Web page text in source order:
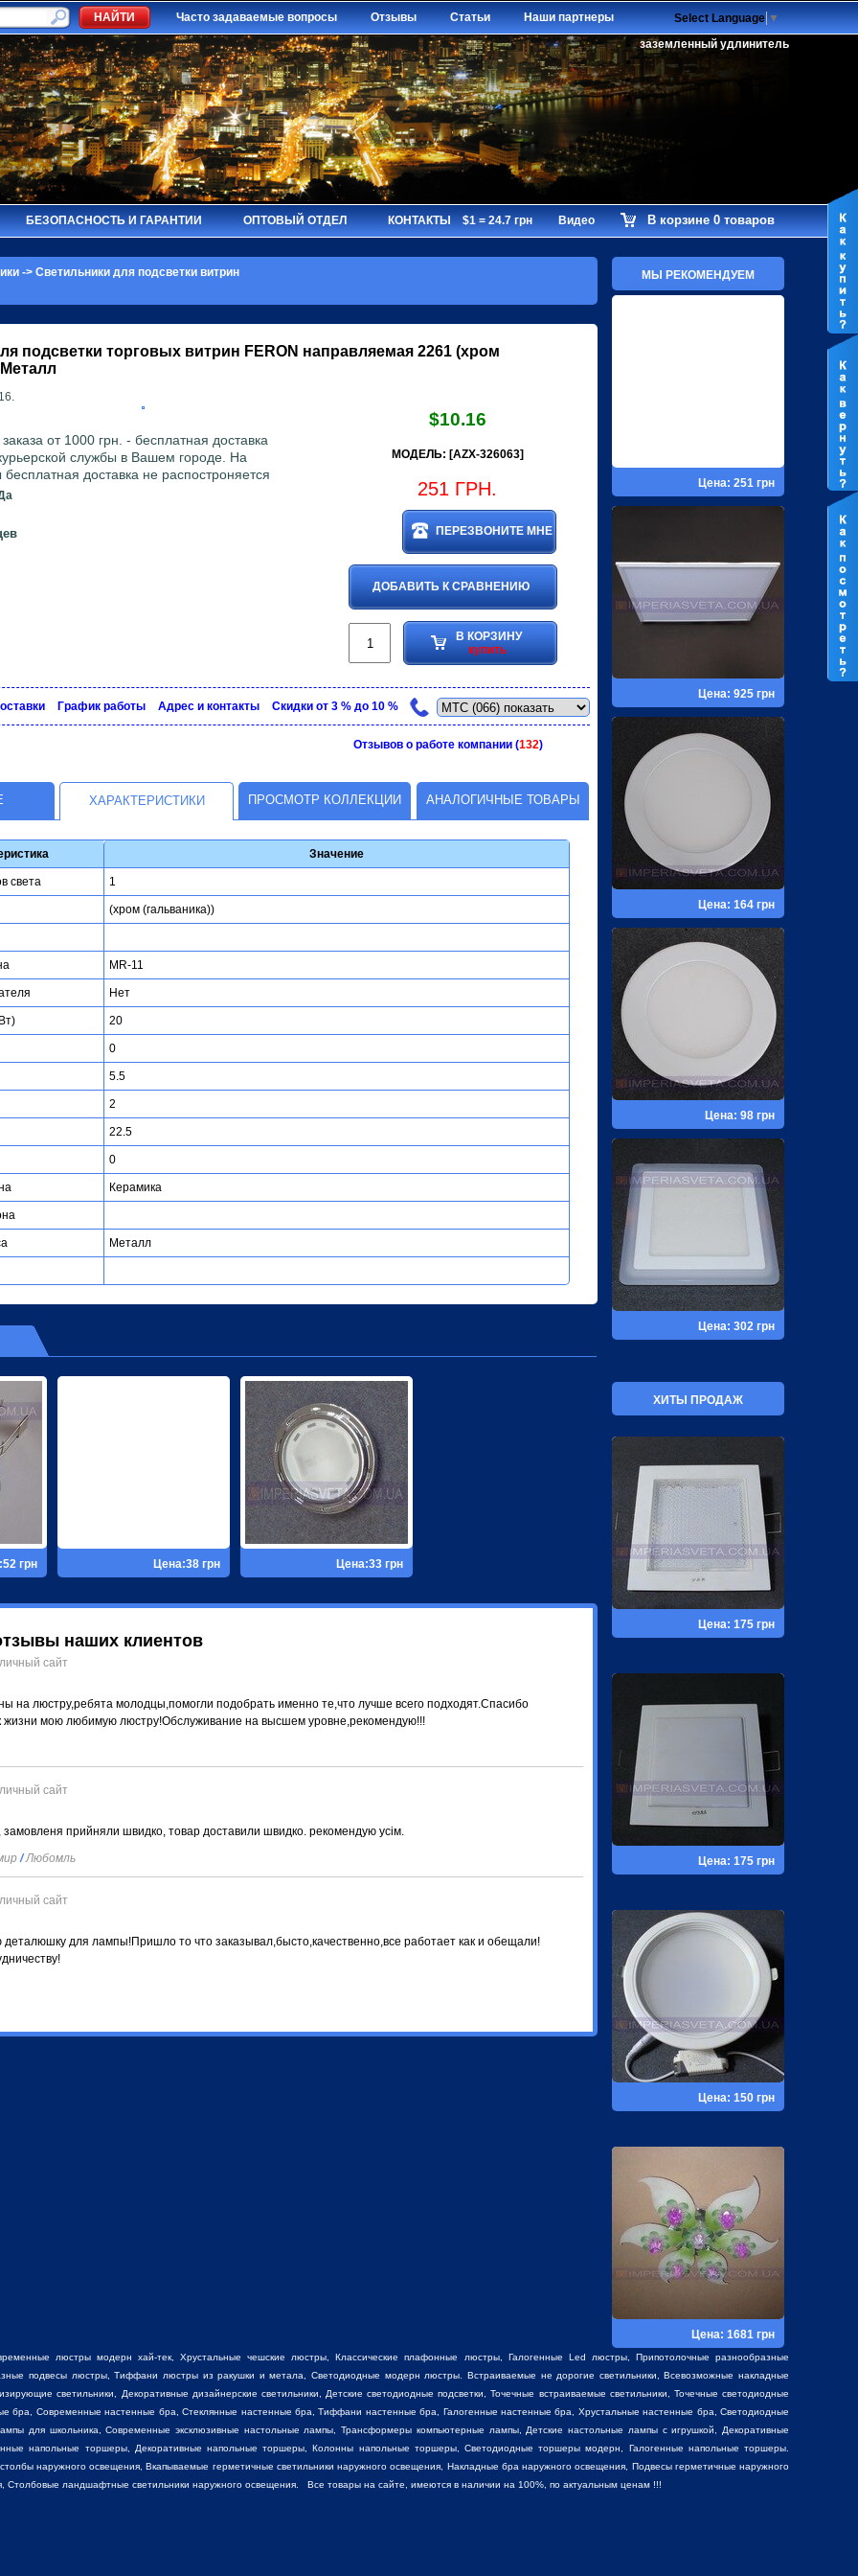
Часто задаваемые вопросы Отзывы Статьи Наши партнеры Select Language ▼
заземленный удлинитель
БЕЗОПАСНОСТЬ И ГАРАНТИИ ОПТОВЫЙ ОТДЕЛ КОНТАКТЫ $1 = 24.7 грн Видео В корзине 0 товаров
-> Светильники для подсветки витрин
подсветки торговых витрин FERON направляемая 2261 (хром
от 1000 грн. - бесплатная доставка
службы в Вашем городе. На
доставка не распостроняется
$10.16
МОДЕЛЬ: [AZX-326063]
251 ГРН.
ДОБАВИТЬ К СРАВНЕНИЮ
ПЕРЕЗВОНИТЕ МНЕ
В КОРЗИНУ
купить
График рaботы Адрес и контакты Скидки от 3 % до 10 %
Отзывов о работе компании (132)
ХАРАКТЕРИСТИКИ ПРОСМОТР КОЛЛЕКЦИИ АНАЛОГИЧНЫЕ ТОВАРЫ
Значение
света 1
(хром (гальваника))
MR-11
Нет
20
0
5.5
2
22.5
0
Керамика
Металл
грн Цена:38 грн Цена:33 грн
наших клиентов
сайт
на люстру,ребята молодцы,помогли подобрать именно те,что лучше всего подходят.Спасибо
жизни мою любимую люстру!Обслуживание на высшем уровне,рекомендую!!!
сайт
прийняли швидко, товар доставили швидко. рекомендую усім.
/Любомль
сайт
деталюшку для лампы!Пришло то что заказывал,бысто,качественно,все работает как и обещали!
МЫ РЕКОМЕНДУЕМ
Цена: 251 грн
Цена: 925 грн
Цена: 164 грн
Цена: 98 грн
Цена: 302 грн
ХИТЫ ПРОДАЖ
Цена: 175 грн
Цена: 175 грн
Цена: 150 грн
Цена: 1681 грн
люстры модерн хай-тек, Хрустальные чешские люстры,Классические плафонные люстры, Галогенные Led люстры, Припотолочные разнообразные
подвесы люстры,Тиффани люстрыиз ракушки и метала, Светодиодные модерн люстры. Встраиваемые не дорогие светильники, Всевозможные накладные
светильники, Декоративные дизайнерские светильники , Детские светодиодные подсветки, Точечные встраиваемые светильники, Точечные светодиодные
бра, Современные настенные бра, Стеклянные настенные бра, Тиффани настенные бра, Галогенные настенные бра, Хрустальные настенные бра, Светодиодные
для школьника, Современные эксклюзивные настольные лампы, Трансформеры компьютерные лампы, Детские настольные лампы с игрушкой, Декоративные
напольные торшеры, Декоративные напольные торшеры, Колонны напольные торшеры, Светодиодные торшеры модерн, Галогенные напольные торшеры.
наружного освещения, Вкапываемые герметичные светильники наружного освещения, Накладные бра наружного освещения, Подвесы герметичные наружного
Столбовые ландшафтные светильники наружного освещения. Все товары на сайте, имеются в наличии на 100%, по актуальным ценам !!!